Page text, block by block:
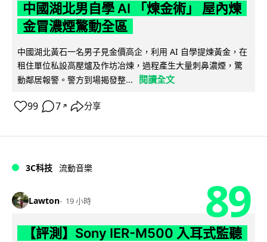
中國湖北男自學 AI 「煉金術」 屋內煉
金冒濃煙驚動全區
中國湖北黃石一名男子見金價高企，利用 AI 自學提煉黃金，在
租住單位私設高壓爐及作坊冶煉，過程產生大量刺鼻濃煙，驚
動鄰居報警。警方到場揭發整...
閱讀全文
99 7 ↗ 分享
3C科技 流動音樂
Lawton 19 小時 89
【評測】Sony IER-M500 入耳式監聽